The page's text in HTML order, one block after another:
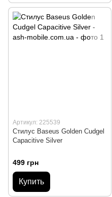
Артикул: 225539
Стилус Baseus Golden Cudgel
Capacitive Silver
499 грн
Купить